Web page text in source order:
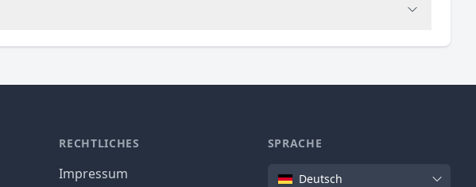
RECHTLICHES
Impressum
SPRACHE
SpracheDeutsch